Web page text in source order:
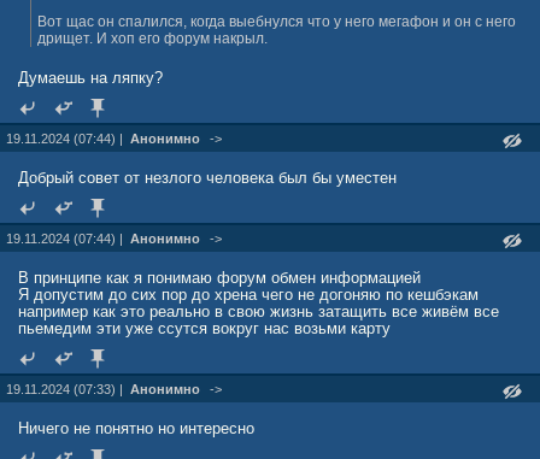
Вот щас он спалился, когда выебнулся что у него мегафон и он с него
дрищет. И хоп его форум накрыл.
Думаешь на ляпку?
19.11.2024 (07:44) | Анонимно ->
Добрый совет от незлого человека был бы уместен
19.11.2024 (07:44) | Анонимно ->
В принципе как я понимаю форум обмен информацией
Я допустим до сих пор до хрена чего не догоняю по кешбэкам
например как это реально в свою жизнь затащить все живём все
пьемедим эти уже ссутся вокруг нас возьми карту
19.11.2024 (07:33) | Анонимно ->
Ничего не понятно но интересно